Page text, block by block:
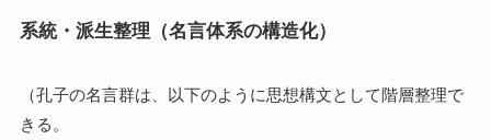
系統・派生整理（名言体系の構造化）
（孔子の名言群は、以下のように思想構文として階層整理で
きる。